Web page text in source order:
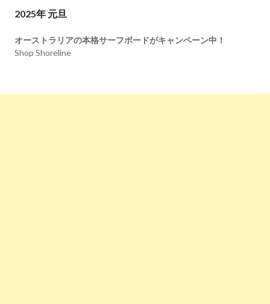
2025年 元旦
オーストラリアの本格サーフボードがキャンペーン中！
Shop Shoreline